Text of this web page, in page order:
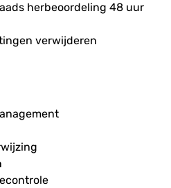
herbeoordeling 48 uur
verwijderen